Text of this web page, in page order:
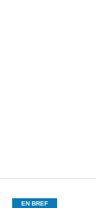
EN BREF